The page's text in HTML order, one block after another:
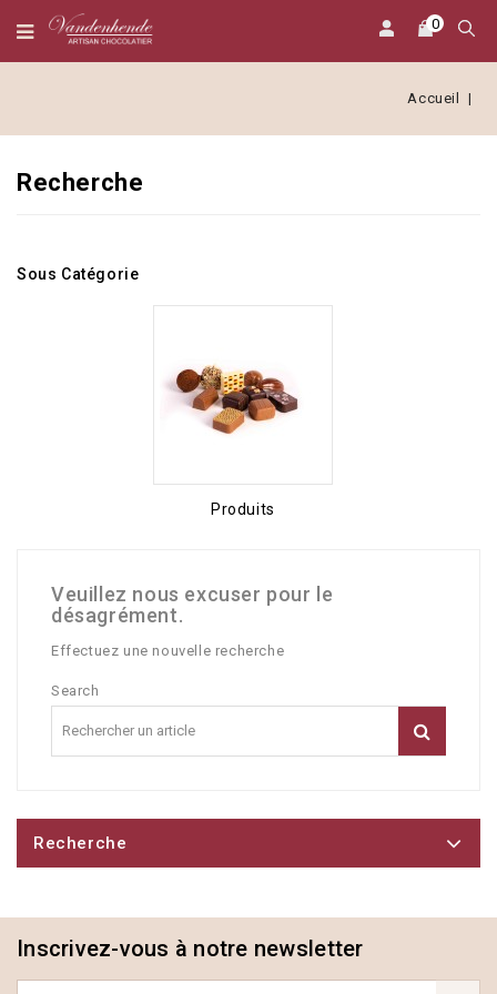
0
Accueil
Recherche
Sous Catégorie
Produits
Veuillez nous excuser pour le
désagrément.
Effectuez une nouvelle recherche
Search
Recherche
Inscrivez-vous à notre newsletter